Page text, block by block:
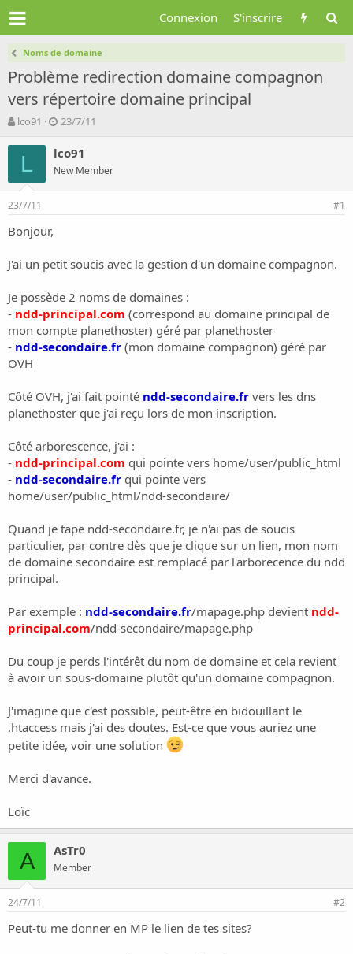
Connexion S'inscrire
Noms de domaine
Problème redirection domaine compagnon
vers répertoire domaine principal
A
t
r
d
l
d
c
u
s
s
i
n
lco91
D
t
d
e
t
23/7/11
L lco91
New Member
23/7/11 #1
Bonjour,
J'ai un petit soucis avec la gestion d'un domaine compagnon.
Je possède 2 noms de domaines :
- ndd-principal.com (correspond au domaine principal de
mon compte planethoster) géré par planethoster
- ndd-secondaire.fr (mon domaine compagnon) géré par
OVH
Côté OVH, j'ai fait pointé ndd-secondaire.fr vers les dns
planethoster que j'ai reçu lors de mon inscription.
Côté arborescence, j'ai :
- ndd-principal.com qui pointe vers home/user/public_html
- ndd-secondaire.fr qui pointe vers
home/user/public_html/ndd-secondaire/
Quand je tape ndd-secondaire.fr, je n'ai pas de soucis
particulier, par contre dès que je clique sur un lien, mon nom
de domaine secondaire est remplacé par l'arborecence du ndd
principal.
Par exemple : ndd-secondaire.fr/mapage.php devient ndd-
principal.com/ndd-secondaire/mapage.php
Du coup je perds l'intérêt du nom de domaine et cela revient
à avoir un sous-domaine plutôt qu'un domaine compagnon.
J'imagine que c'est possible, peut-être en bidouillant le
.htaccess mais j'ai des doutes. Est-ce que vous auriez une
petite idée, voir une solution
Merci d'avance.
Loïc
A AsTr0
Member
24/7/11 #2
Peut-tu me donner en MP le lien de tes sites?